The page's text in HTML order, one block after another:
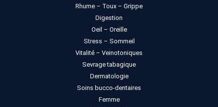
Rhume – Toux – Grippe
Digestion
Oeil – Oreille
Stress – Sommeil
Vitalité – Veinotoniques
Sevrage tabagique
Dermatologie
Soins bucco-dentaires
Femme